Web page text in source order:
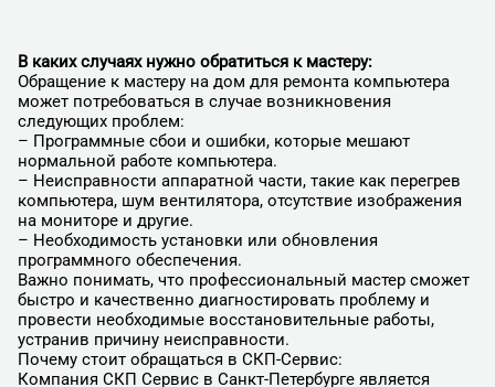
В каких случаях нужно обратиться к мастеру:
Обращение к мастеру на дом для ремонта компьютера
может потребоваться в случае возникновения
следующих проблем:
– Программные сбои и ошибки, которые мешают
нормальной работе компьютера.
– Неисправности аппаратной части, такие как перегрев
компьютера, шум вентилятора, отсутствие изображения
на мониторе и другие.
– Необходимость установки или обновления
программного обеспечения.
Важно понимать, что профессиональный мастер сможет
быстро и качественно диагностировать проблему и
провести необходимые восстановительные работы,
устранив причину неисправности.
Почему стоит обращаться в СКП-Сервис:
Компания СКП Сервис в Санкт-Петербурге является